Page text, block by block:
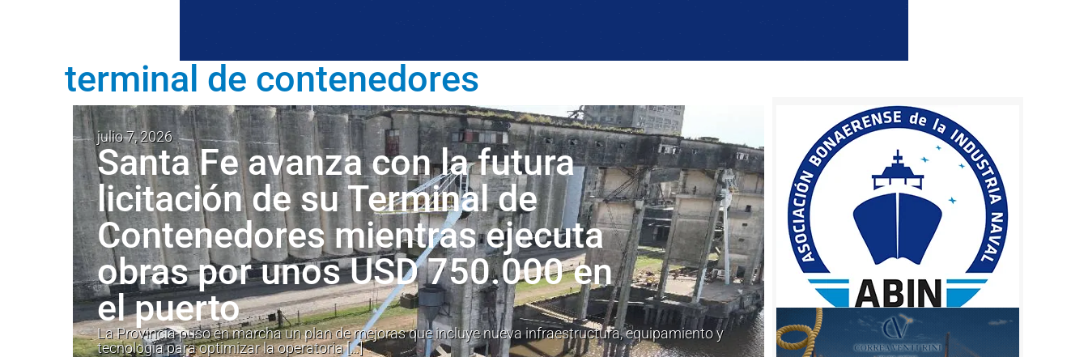
terminal de contenedores
julio 7, 2026
Santa Fe avanza con la futura
licitación de su Terminal de
Contenedores mientras ejecuta
obras por unos USD 750.000 en
el puerto
La Provincia puso en marcha un plan de mejoras que incluye nueva infraestructura, equipamiento y
tecnología para optimizar la operatoria […]